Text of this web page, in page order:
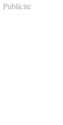
Publicité